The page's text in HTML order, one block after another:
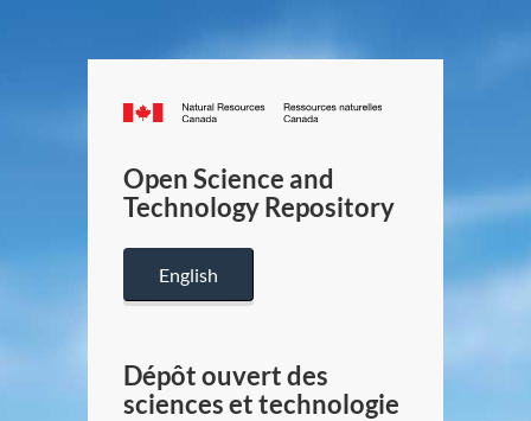
Canada.ca
/
Canada
Open Science and
Technology Repository
English
Dépôt ouvert des
sciences et technologie